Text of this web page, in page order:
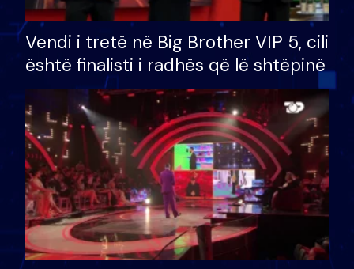
Vendi i tretë në Big Brother VIP 5, cili
është finalisti i radhës që lë shtëpinë